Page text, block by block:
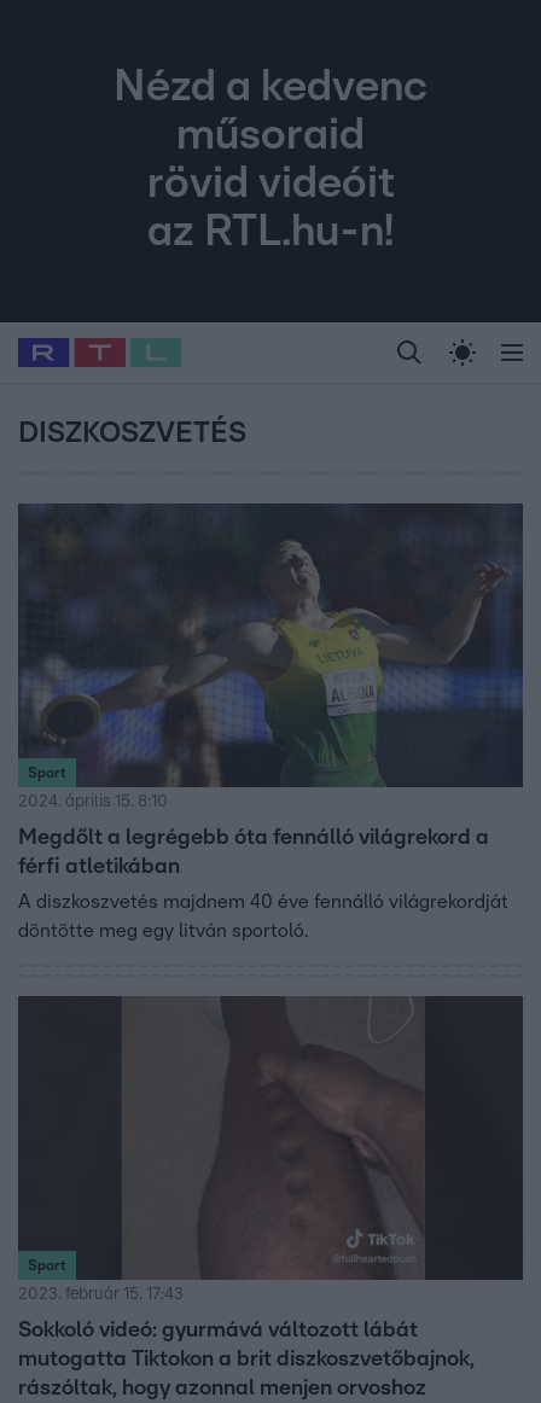
Nézd a kedvenc
műsoraid
rövid videóit
az RTL.hu-n!
Legfrissebb RTL Híradó Randi Celeb vagyok,
Babits Marcella Most Wanted Gallusz
DISZKOSZVETÉS
Sport
2024. április 15. 8:10
Megdőlt a legrégebb óta fennálló világrekord a
férfi atletikában
A diszkoszvetés majdnem 40 éve fennálló világrekordját
döntötte meg egy litván sportoló.
Sport
2023. február 15. 17:43
Sokkoló videó: gyurmává változott lábát
mutogatta Tiktokon a brit diszkoszvetőbajnok,
rászóltak, hogy azonnal menjen orvoshoz